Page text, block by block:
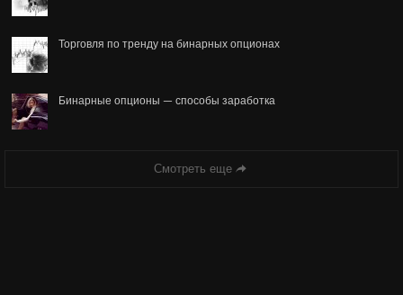
Торговля по тренду на бинарных опционах
Бинарные опционы — способы заработка
Смотреть еще